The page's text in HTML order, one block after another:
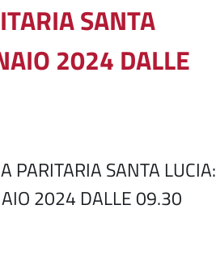
SANTA
2024 DALLE
PARITARIA SANTA LUCIA:
2024 DALLE 09.30